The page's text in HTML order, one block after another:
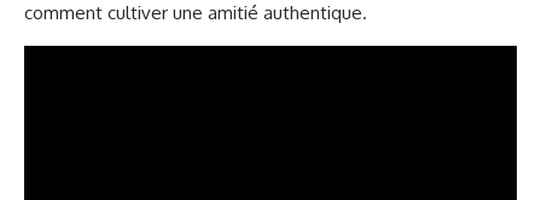
comment cultiver une amitié authentique.